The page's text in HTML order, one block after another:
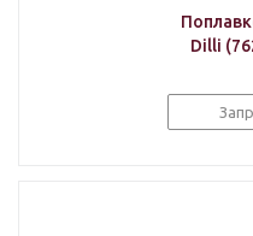
Dilli